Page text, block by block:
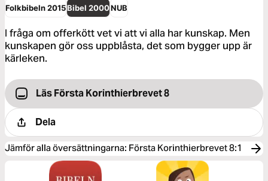
Folkbibeln 2015Bibel 2000NUB
I fråga om offerkött vet vi att vi alla har kunskap. Men
kunskapen gör oss uppblåsta, det som bygger upp är
kärleken.
Läs Första Korinthierbrevet 8
Dela
Jämför alla översättningarna: Första Korinthierbrevet 8:1